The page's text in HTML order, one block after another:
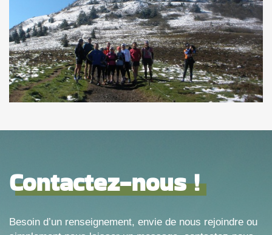
Contactez-nous !
Besoin d’un renseignement, envie de nous rejoindre ou